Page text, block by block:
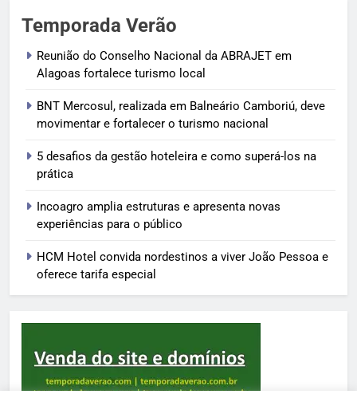
Temporada Verão
Reunião do Conselho Nacional da ABRAJET em
Alagoas fortalece turismo local
BNT Mercosul, realizada em Balneário Camboriú, deve
movimentar e fortalecer o turismo nacional
5 desafios da gestão hoteleira e como superá-los na
prática
Incoagro amplia estruturas e apresenta novas
experiências para o público
HCM Hotel convida nordestinos a viver João Pessoa e
oferece tarifa especial